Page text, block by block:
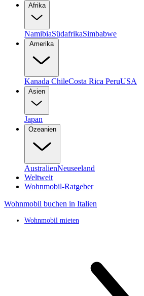
Afrika
NamibiaSüdafrikaSimbabwe
Amerika
Kanada ChileCosta Rica PeruUSA
Asien
Japan
Ozeanien
AustralienNeuseeland
Weltweit
Wohnmobil-Ratgeber
Wohnmobil buchen in Italien
Wohnmobil mieten